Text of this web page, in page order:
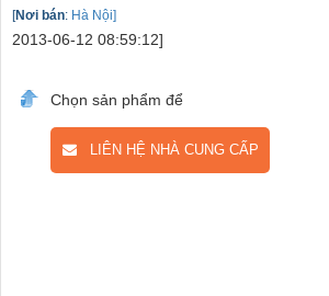
[Nơi bán: Hà Nội]
2013-06-12 08:59:12]
Chọn sản phẩm để
LIÊN HỆ NHÀ CUNG CẤP